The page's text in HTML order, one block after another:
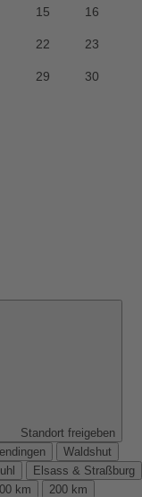
Standort freigeben
Waldshut
Elsass & Straßburg
km
200 km